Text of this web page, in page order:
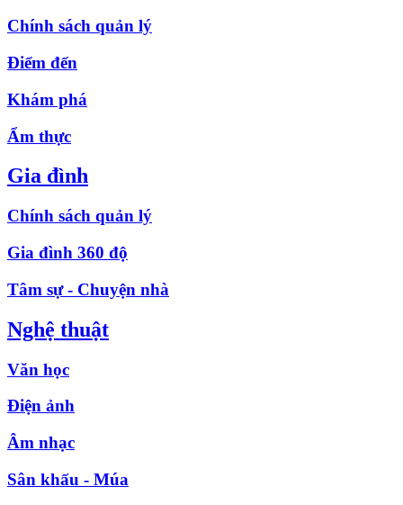
Chính sách quản lý
Điểm đến
Khám phá
Ẩm thực
Gia đình
Chính sách quản lý
Gia đình 360 độ
Tâm sự - Chuyện nhà
Nghệ thuật
Văn học
Điện ảnh
Âm nhạc
Sân khấu - Múa